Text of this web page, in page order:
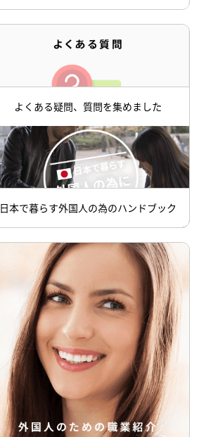
よくある疑問、質問を集めました
日本で暮らす外国人の為のハンドブック